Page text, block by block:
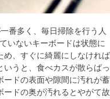
番多く、毎日掃除を行う人
いないキーボードは状態に
め、すぐに綺麗にしなければ
うと、食べカスが散らばっ
ードの表面や隙間に汚れが蓄
ドの奥が汚れるとやがて故